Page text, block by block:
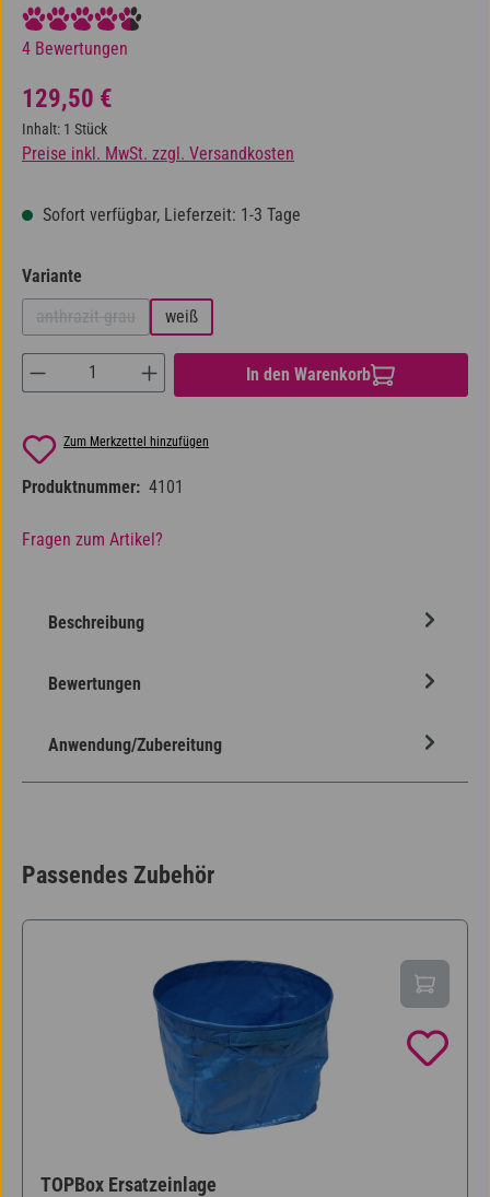
Durchschnittliche Bewertung von 4.5 von 5 Sternen
4 Bewertungen
Regulärer Preis:
129,50 €
Inhalt: 1 Stück
Preise inkl. MwSt. zzgl. Versandkosten
Sofort verfügbar, Lieferzeit: 1-3 Tage
Variante
anthrazit-grau
(Diese Option ist zurzeit nicht verfügbar.)
weiß
Produkt Anzahl: Gib den gewünschten Wert
In den Warenkorb
Zum Merkzettel hinzufügen
Produktnummer: 4101
Fragen zum Artikel?
Beschreibung
Bewertungen
Anwendung/Zubereitung
Passendes Zubehör
TOPBox Ersatzeinlage